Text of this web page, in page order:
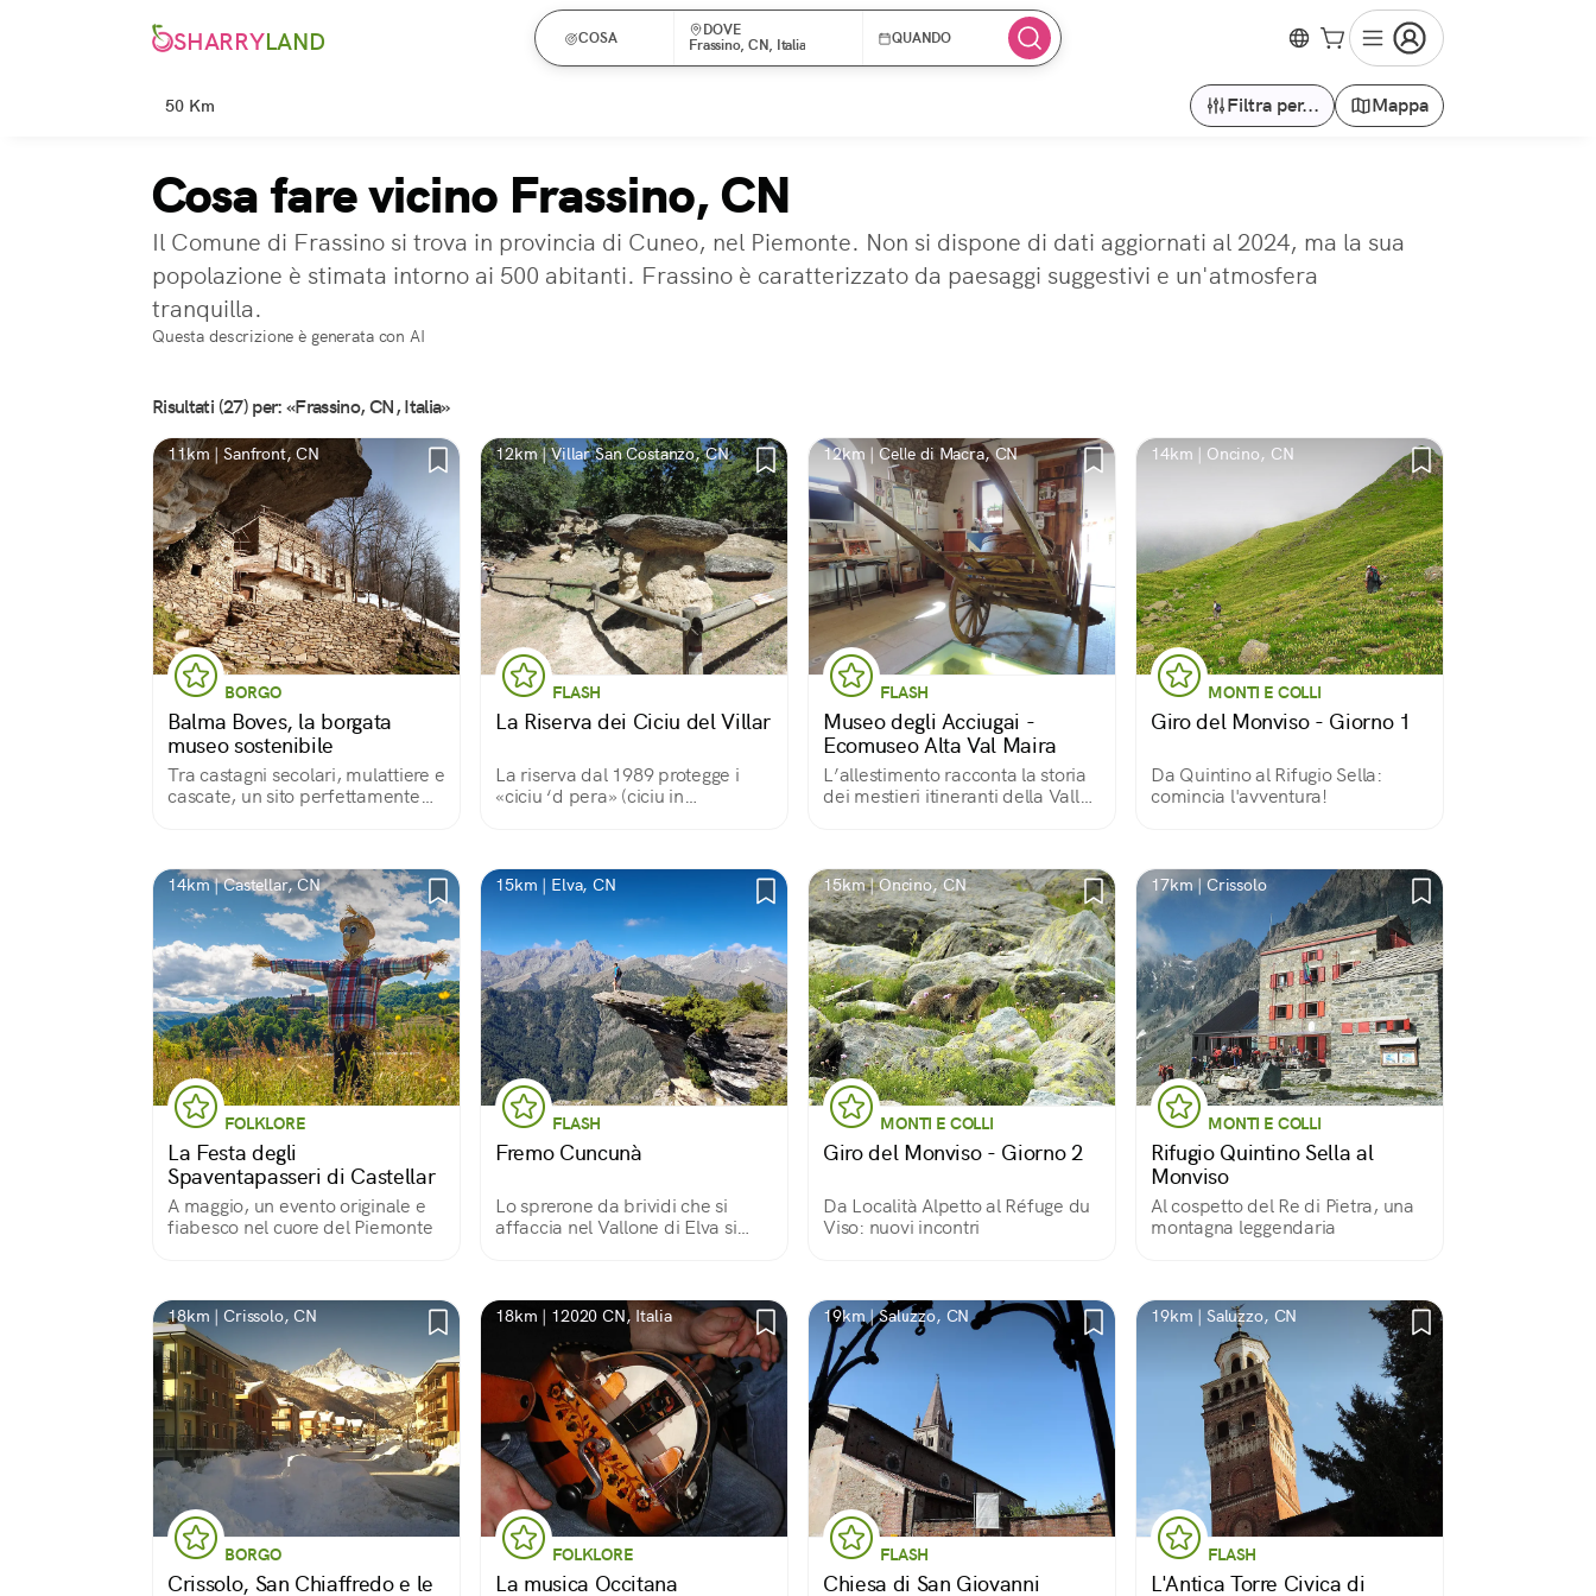
SHARRYLAND COSA
DOVE
Frassino, CN, Italia
QUANDO
50 Km Filtra per... Mappa
Cosa fare vicino Frassino, CN
Il Comune di Frassino si trova in provincia di Cuneo, nel Piemonte. Non si dispone di dati aggiornati al 2024, ma la sua
popolazione è stimata intorno ai 500 abitanti. Frassino è caratterizzato da paesaggi suggestivi e un'atmosfera
tranquilla.
Questa descrizione è generata con AI
Risultati (27) per: «Frassino, CN, Italia»
11km | Sanfront, CN
BORGO
Balma Boves, la borgata
museo sostenibile
Tra castagni secolari, mulattiere e
cascate, un sito perfettamente
12km | Villar San Costanzo, CN
FLASH
La Riserva dei Ciciu del Villar
La riserva dal 1989 protegge i
«ciciu ‘d pera» (ciciu in
alla fine dell’ultima era glaciale.
12km | Celle di Macra, CN
FLASH
Museo degli Acciugai -
Ecomuseo Alta Val Maira
L’allestimento racconta la storia
dei mestieri itineranti della Valle
arricchisce la visita.
14km | Oncino, CN
MONTI E COLLI
Giro del Monviso - Giorno 1
Da Quintino al Rifugio Sella:
comincia l'avventura!
14km | Castellar, CN
FOLKLORE
La Festa degli
Spaventapasseri di Castellar
A maggio, un evento originale e
fiabesco nel cuore del Piemonte
15km | Elva, CN
FLASH
Fremo Cuncunà
Lo sprerone da brividi che si
affaccia nel Vallone di Elva si
accovacciata».
15km | Oncino, CN
MONTI E COLLI
Giro del Monviso - Giorno 2
Da Località Alpetto al Réfuge du
Viso: nuovi incontri
17km | Crissolo
MONTI E COLLI
Rifugio Quintino Sella al
Monviso
Al cospetto del Re di Pietra, una
montagna leggendaria
18km | Crissolo, CN
BORGO
Crissolo, San Chiaffredo e le
18km | 12020 CN, Italia
FOLKLORE
La musica Occitana
19km | Saluzzo, CN
FLASH
Chiesa di San Giovanni
19km | Saluzzo, CN
FLASH
L'Antica Torre Civica di